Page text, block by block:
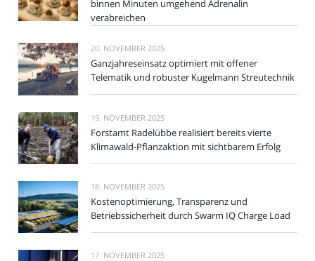
binnen Minuten umgehend Adrenalin
verabreichen
20. NOVEMBER 2025
Ganzjahreseinsatz optimiert mit offener
Telematik und robuster Kugelmann Streutechnik
19. NOVEMBER 2025
Forstamt Radelübbe realisiert bereits vierte
Klimawald-Pflanzaktion mit sichtbarem Erfolg
18. NOVEMBER 2025
Kostenoptimierung, Transparenz und
Betriebssicherheit durch Swarm IQ Charge Load
17. NOVEMBER 2025